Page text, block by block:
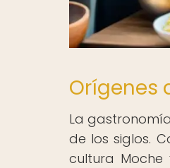
Orígenes
La
de los siglos.
cultura